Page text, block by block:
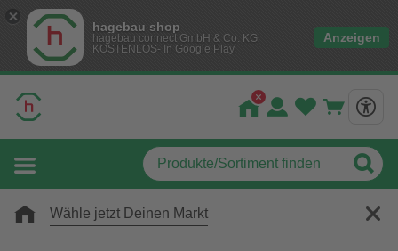
hagebau shop
hagebau connect GmbH & Co. KG
KOSTENLOS- In Google Play
Anzeigen
Wähle jetzt Deinen Markt